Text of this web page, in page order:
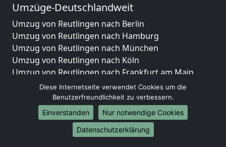
Umzüge-Deutschlandweit
Umzug von Reutlingen nach Berlin
Umzug von Reutlingen nach Hamburg
Umzug von Reutlingen nach München
Umzug von Reutlingen nach Köln
Umzug von Reutlingen nach Frankfurt am Main
Umzug von Reutlingen nach Stuttgart
Umzug von Reutlingen nach Düsseldorf
Umzug von Reutlingen nach Leipzig
Umzug von Reutlingen nach Dortmund
Umzug von Reutlingen nach Essen
Diese Internetseite verwendet Cookies um die
Benutzerfreundlichkeit zu verbessern.
Einverstanden
Nur notwendige Cookies
Datenschutzerklärung